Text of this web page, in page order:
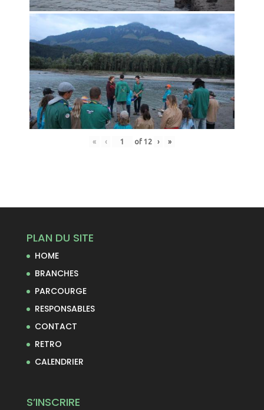
« ‹ of 12 › »
PLAN DU SITE
HOME
BRANCHES
PARCOURGE
RESPONSABLES
CONTACT
RETRO
CALENDRIER
S’INSCRIRE